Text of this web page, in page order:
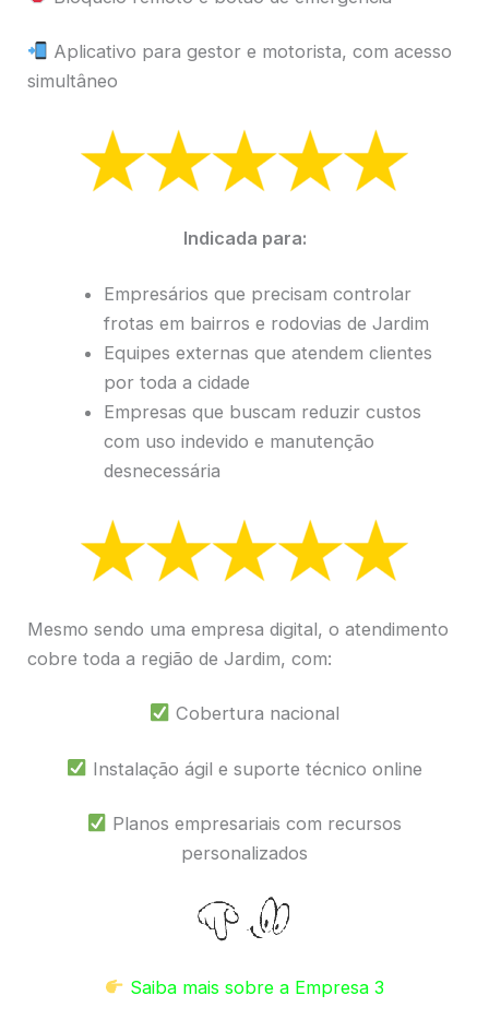
Aplicativo para gestor e motorista, com acesso
simultâneo
Indicada para:
Empresários que precisam controlar
frotas em bairros e rodovias de Jardim
Equipes externas que atendem clientes
por toda a cidade
Empresas que buscam reduzir custos
com uso indevido e manutenção
desnecessária
Mesmo sendo uma empresa digital, o atendimento
cobre toda a região de Jardim, com:
Cobertura nacional
Instalação ágil e suporte técnico online
Planos empresariais com recursos
personalizados
Saiba mais sobre a Empresa 3